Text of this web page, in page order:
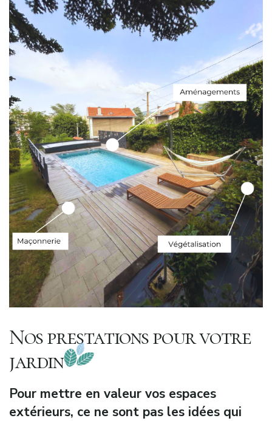
Nos prestations pour votre
jardin
Pour mettre en valeur vos espaces
extérieurs, ce ne sont pas les idées qui